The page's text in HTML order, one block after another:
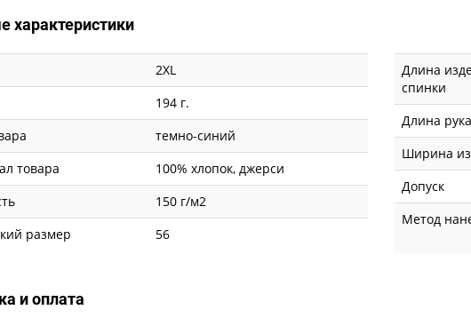
характеристики
2XL
194 г.
темно-синий
товара
100% хлопок, джерси
150 г/м2
размер
56
Длина
спинки
Длина
Ширина
Допуск
Метод
и оплата